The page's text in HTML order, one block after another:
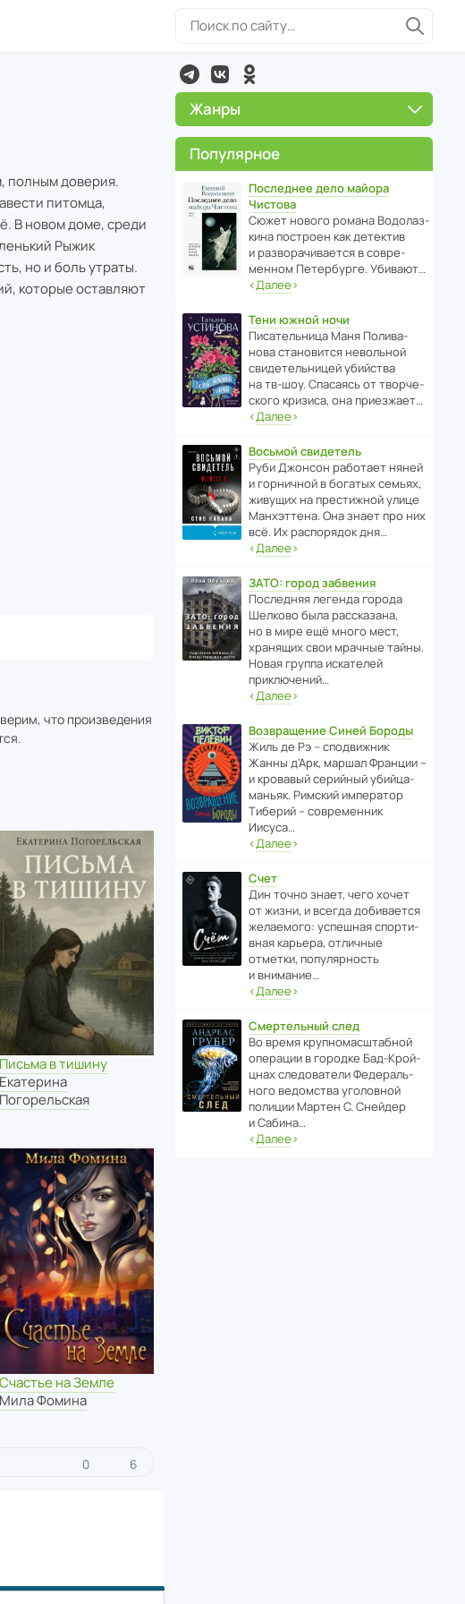
полным доверия.
питомца,
В новом доме, среди
Рыжик
но и боль утраты.
которые оставляют
что произведения
Письма в тишину
Екатерина
Погорельская
Счастье на Земле
Мила Фомина
0 6
Жанры
Популярное
Последнее дело майора
Чистова
Сюжет нового романа Водо­ла­з­
кина пост­роен как дете­ктив
и разво­ра­чи­ва­ется в совре­
менном Пете­р­бурге. Убивают…
‹Далее›
Тени южной ночи
Писа­тель­ница Маня Поли­ва­
нова стано­вится невольной
свиде­тель­ницей убийства
на тв-шоу. Спасаясь от твор­че­
с­кого кризиса, она приезжает…
‹Далее›
Восьмой свидетель
Руби Джонсон рабо­тает няней
и горни­чной в богатых семьях,
живущих на прес­ти­жной улице
Манх­эт­тена. Она знает про них
всё. Их распо­рядок дня…
‹Далее›
ЗАТО: город забвения
После­дняя легенда города
Шелково была расска­зана,
но в мире ещё много мест,
хранящих свои мрачные тайны.
Новая группа иска­телей
приключений…
‹Далее›
Возвращение Синей Бороды
Жиль де Рэ – спод­ви­жник
Жанны д’Арк, маршал Франции –
и кровавый серийный убийца-
маньяк. Римский импе­ратор
Тиберий – совре­менник
Иисуса…
‹Далее›
Счет
Дин точно знает, чего хочет
от жизни, и всегда доби­ва­ется
жела­е­мого: успе­шная спор­ти­
вная карьера, отли­чные
отметки, попу­ля­р­ность
и внимание…
‹Далее›
Смертельный след
Во время круп­но­мас­ш­та­бной
операции в городке Бад‑Крой­
цнах следо­ва­тели Феде­раль­
ного ведомства уголо­вной
полиции Мартен С. Снейдер
и Сабина…
‹Далее›